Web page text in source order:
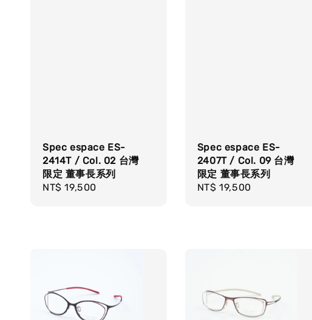
Spec espace ES-
2414T / Col. 02 台灣
限定 董事長系列
Regular
NT$ 19,500
Spec espace ES-
2407T / Col. 09 台灣
限定 董事長系列
Regular
NT$ 19,500